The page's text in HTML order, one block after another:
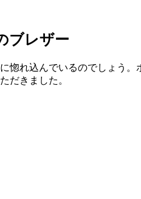
ブレザー
れ込んでいるのでしょう
だきました。